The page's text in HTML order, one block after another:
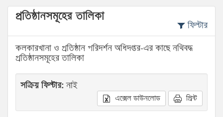
প্রতিষ্ঠানসমূহের তালিকা
ফিল্টার
কলকারখানা ও প্রতিষ্ঠান পরিদর্শন অধিদপ্তর-এর কাছে নথিবদ্ধ
প্রতিষ্ঠানসমূহের তালিকা
সক্রিয় ফিল্টার:নাই
এক্সেল ডাউনলোড প্রিন্ট